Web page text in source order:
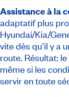
Assistance à la
adaptatif plus
Hyundai/Kia/
vite dès qu’il y a
route. Résultat:
même si les
servir en toute